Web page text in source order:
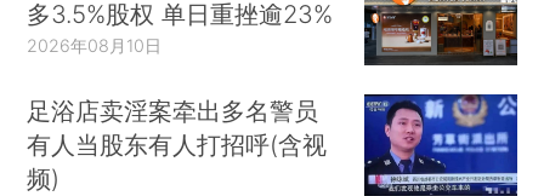
多3.5%股权 单日重挫逾23%
2026年08月10日
足浴店卖淫案牵出多名警员
有人当股东有人打招呼(含视
频)